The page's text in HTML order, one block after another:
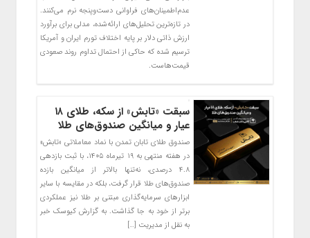
عدم‌اطمینان‌های فراوانی دست‌وپنجه نرم می‌کنند.
در تازه‌ترین تحلیل‌های ارائه‌شده، مدلی برای برآورد
ارزش ذاتی دلار بر پایه اختلاف تورم ایران و آمریکا
ترسیم شده که حاکی از احتمال تداوم روند صعودی
قیمت‌هاست.
سبقت «تابش» از سکه، طلای ۱۸
عیار و میانگین صندوق‌های طلا
صندوق طلای تابان تمدن با نماد معاملاتی «تابش»
در هفته منتهی به ۱۹ تیرماه ۱۴۰۵، با ثبت بازدهی
۴.۸ درصدی، نه‌تنها بالاتر از میانگین بازده
صندوق‌های طلا قرار گرفت، بلکه در مقایسه با سایر
ابزارهای سرمایه‌گذاری مبتنی بر طلا نیز عملکردی
برتر از خود به جا گذاشت. به گزارش کیوسک خبر
به نقل از مدیریت […]